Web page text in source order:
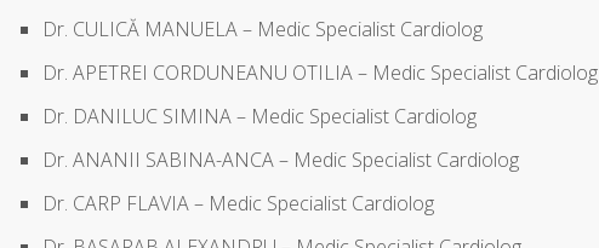
Dr. CULICĂ MANUELA – Medic Specialist Cardiolog
Dr. APETREI CORDUNEANU OTILIA – Medic Specialist Cardiolog
Dr. DANILUC SIMINA – Medic Specialist Cardiolog
Dr. ANANII SABINA-ANCA – Medic Specialist Cardiolog
Dr. CARP FLAVIA – Medic Specialist Cardiolog